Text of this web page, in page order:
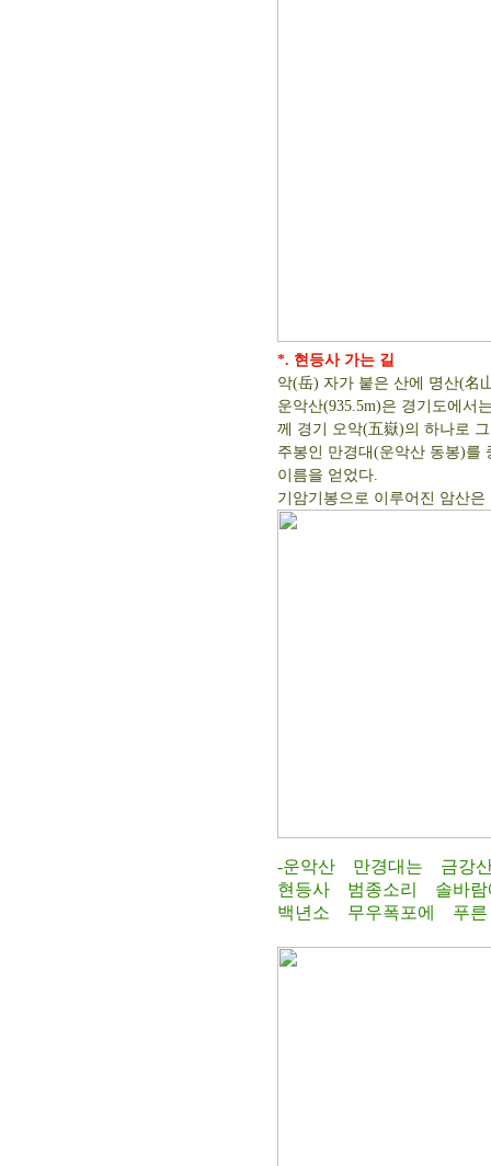
*. 현등사 가는 길
악(岳) 자가 붙은 산에 명산(名
운악산(935.5m)은 경기도에서
께 경기 오악(五嶽)의 하나로
주봉인 만경대(운악산 동봉)를
이름을 얻었다.
기암기봉으로 이루어진 암산
-운악산 만경대는 금강
현등사 범종소리 솔바
백년소 무우폭포에 푸